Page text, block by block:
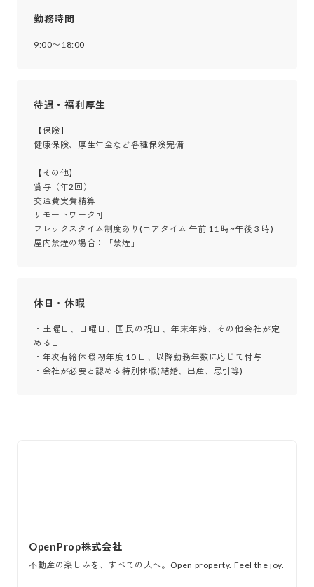
勤務時間
9:00〜18:00
待遇・福利厚生
【保険】
健康保険、厚生年金など各種保険完備
【その他】
賞与（年2回）
交通費実費精算
リモートワーク可
フレックスタイム制度あり(コアタイム 午前 11 時~午後 3 時)
屋内禁煙の場合：「禁煙」
休日・休暇
・土曜日、日曜日、国民の祝日、年末年始、その他会社が定
める日
・年次有給休暇 初年度 10 日、以降勤務年数に応じて付与
・会社が必要と認める特別休暇(結婚、出産、忌引等)
OpenProp株式会社
不動産の楽しみを、すべての人へ。Open property. Feel the joy.